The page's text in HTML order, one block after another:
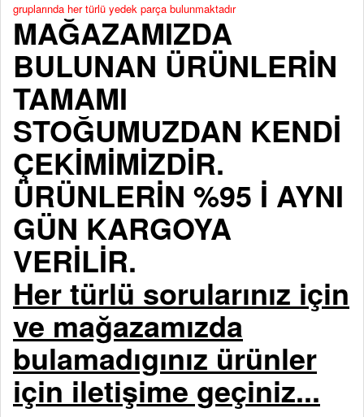
gruplarında her türlü yedek parça bulunmaktadır
MAĞAZAMIZDA
BULUNAN ÜRÜNLERİN
TAMAMI
STOĞUMUZDAN KENDİ
ÇEKİMİMİZDİR.
ÜRÜNLERİN %95 İ AYNI
GÜN KARGOYA
VERİLİR.
Her türlü sorularınız için
ve mağazamızda
bulamadıgınız ürünler
için iletişime geçiniz...